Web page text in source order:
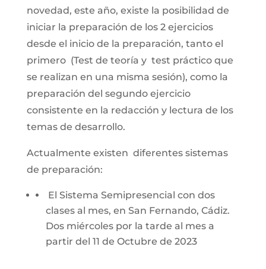
novedad, este año, existe la posibilidad de
iniciar la preparación de los 2 ejercicios
desde el inicio de la preparación, tanto el
primero (Test de teoría y test práctico que
se realizan en una misma sesión), como la
preparación del segundo ejercicio
consistente en la redacción y lectura de los
temas de desarrollo.
Actualmente existen diferentes sistemas
de preparación:
El Sistema Semipresencial con dos
clases al mes, en San Fernando, Cádiz.
Dos miércoles por la tarde al mes a
partir del 11 de Octubre de 2023